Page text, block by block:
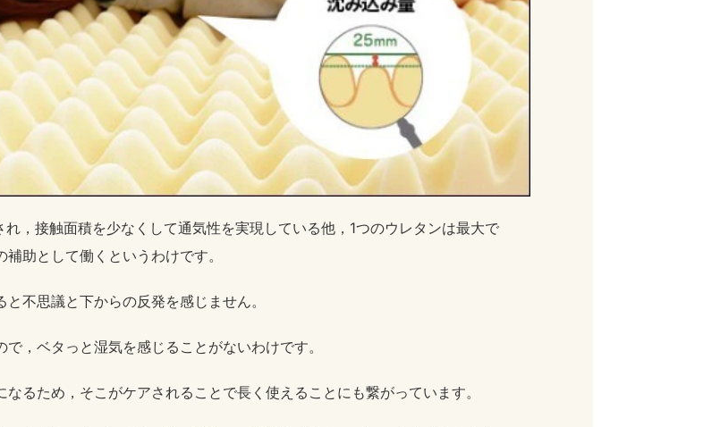
，接触面積を少なくして通気性を実現している他，1つのウレタンは最大で
助として働くというわけです。
不思議と下からの反発を感じません。
，ベタっと湿気を感じることがないわけです。
るため，そこがケアされることで長く使えることにも繋がっています。